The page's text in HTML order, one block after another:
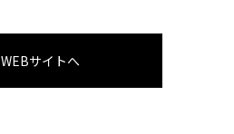
WEBサイトへ